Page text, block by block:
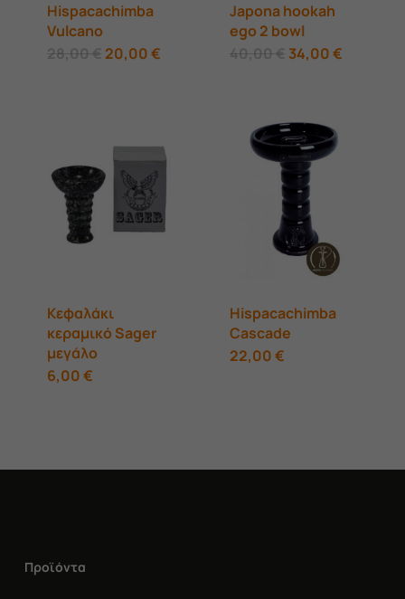
Hispacachimba
Vulcano
28,00€ Original
price
20,00€Η
Japona hookah
ego 2 bowl
40,00€ Original
price
34,00€Η
Κεφαλάκι
κεραμικό Sager
μεγάλο
6,00€
Hispacachimba
Cascade
22,00€
πολλαπλές
Προϊόντα